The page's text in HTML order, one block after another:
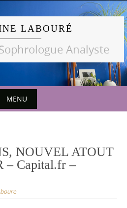
LABOURÉ
Analyste
MENU
NOUVEL ATOUT
– Capital.fr –